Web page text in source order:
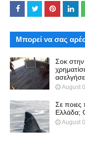
Μπορεί να σας
Σοκ στην
August
Σε ποιες
Ελλάδα;
August